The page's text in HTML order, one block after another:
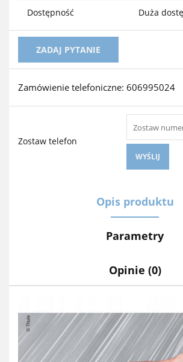
Dostępność Duża
ZADAJ PYTANIE
Zamówienie telefoniczne: 606995024
Zostaw telefon
WYŚLIJ
Opis produktu
Parametry
Opinie (0)